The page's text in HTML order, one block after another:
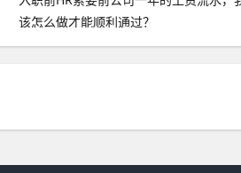
该怎么做才能顺利通过？